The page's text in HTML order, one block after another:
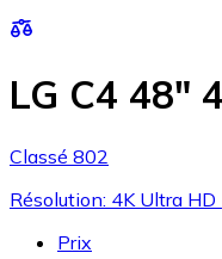
LG C4 48"
Classé 802
Résolution: 4K Ultra
Prix